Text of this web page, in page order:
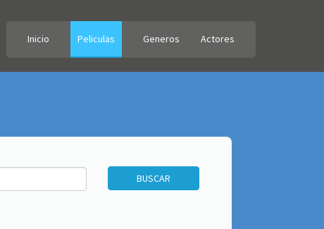
Inicio Peliculas Generos Actores